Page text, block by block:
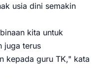
usia dini semakin
kita untuk
juga terus
kepada guru TK," kata